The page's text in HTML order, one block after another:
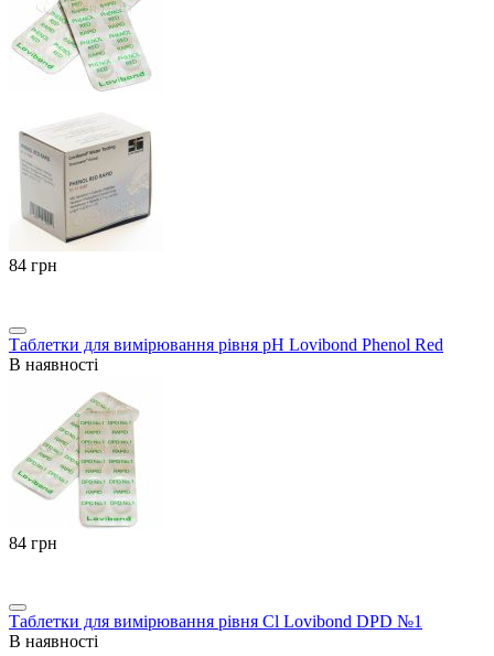
‍84‍ грн
Таблетки для вимірювання рівня pH Lovibond Phenol Red
В наявності
‍84‍ грн
Таблетки для вимірювання рівня Cl Lovibond DPD №1
В наявності